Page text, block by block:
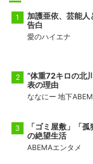
加護亜依、芸能人
告白
愛のハイエナ
“体重72キロの北
表の理由
ななにー 地下
「ゴミ屋敷」「
の絶望生活
ABEMAエンタメ